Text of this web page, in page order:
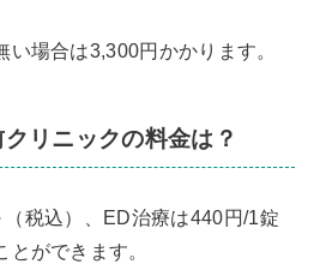
場合は3,300円かかります。
リニックの料金は？
税込）、ED治療は440円/1錠
とができます。